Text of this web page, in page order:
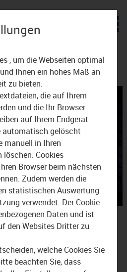
Video
Fever
Fever zum Anfang nächster
, um die Webseiten optimal
Ihnen ein hohes Maß an
zu bieten.
die auf Ihrem
und die Ihr Browser
auf Ihrem Endgerät
automatisch gelöscht
manuell in Ihren
löschen. Cookies
Browser beim nächsten
Zudem werden die
statistischen Auswertung
verwendet. Der Cookie
Daten und ist
den Websites Dritter zu
welche Cookies Sie
beachten Sie, dass